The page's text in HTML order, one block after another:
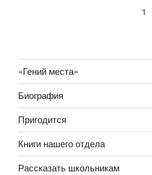
1
«Гений места»
Биография
Пригодится
Книги нашего отдела
Рассказать школьникам